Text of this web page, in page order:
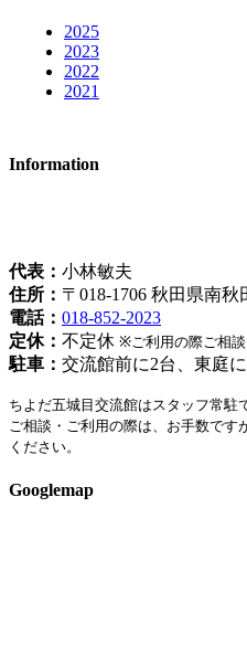
2025
2023
2022
2021
Information
代表： 小林敏夫
住所： 〒018-1706 秋田県南
電話： 018-852-2023
定休： 不定休 ※ご利用の際ご相
駐車： 交流館前に2台、東庭
ちよだ五城目交流館はスタッフ常駐
ご相談・ご利用の際は、お手数です
ください。
Googlemap